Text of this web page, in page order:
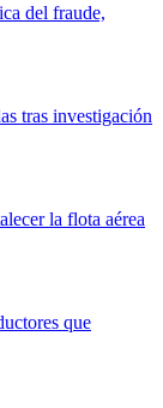
del fraude,
tras investigación
la flota aérea
que